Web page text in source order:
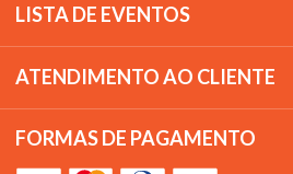
LISTA DE EVENTOS
ATENDIMENTO AO CLIENTE
FORMAS DE PAGAMENTO